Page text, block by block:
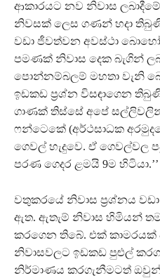
ආකාරයට නව නිවාස
නිවසක් ලෙස ගණන් හදා
වඩා ජීවත්වන අවස්ථා
පමණක් නිවාස දෙක බැගින්
පොන්නම්බලම් මහතා වැනි
ඉඩකඩ ප‍්‍රශ්න විසඳාගෙන
ගාණක් තිස්සේ අපේ
ෆන්ටෙකේ (අර්ථසාධක
ගෙවල් හැදුවෙ. ඒ ගෙවල්වල
පරණ ගෙදර ළමයි 9ම
වතුකරයේ නිවාස ප‍්‍රශ්නය
ඇත. ඇතැම් නිවාස හිමියන්
කරගෙන තිබේ. එක්
නිවාසවලට ඉඩකඩ පුළුල්
නිර්මාණය කරගැනීමටත්